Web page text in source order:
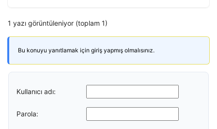
1 yazı görüntüleniyor (toplam 1)
Bu konuyu yanıtlamak için giriş yapmış olmalısınız.
Kullanıcı adı:
Parola: